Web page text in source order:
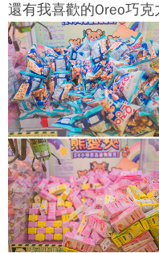
還有我喜歡的Oreo巧克